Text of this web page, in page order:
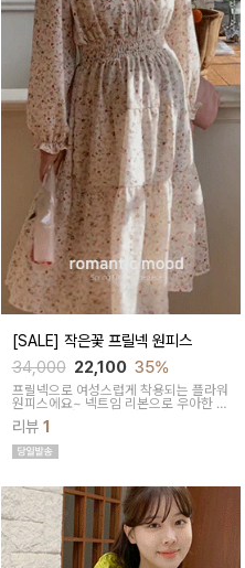
[SALE] 작은꽃 프릴넥 원피스
34,000 22,100 35%
프릴넥으로 여성스럽게 착용되는 플라워
원피스에요~ 넥트임 리본으로 우아한 무
드를 더해줘 소장가치가 높아요
리뷰 1